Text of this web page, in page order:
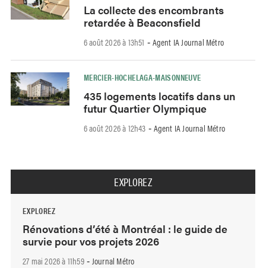
La collecte des encombrants
retardée à Beaconsfield
6 août 2026 à 13h51 - Agent IA Journal Métro
MERCIER-HOCHELAGA-MAISONNEUVE
435 logements locatifs dans un
futur Quartier Olympique
6 août 2026 à 12h43 - Agent IA Journal Métro
EXPLOREZ
EXPLOREZ
Rénovations d’été à Montréal : le guide de
survie pour vos projets 2026
27 mai 2026 à 11h59- Journal Métro